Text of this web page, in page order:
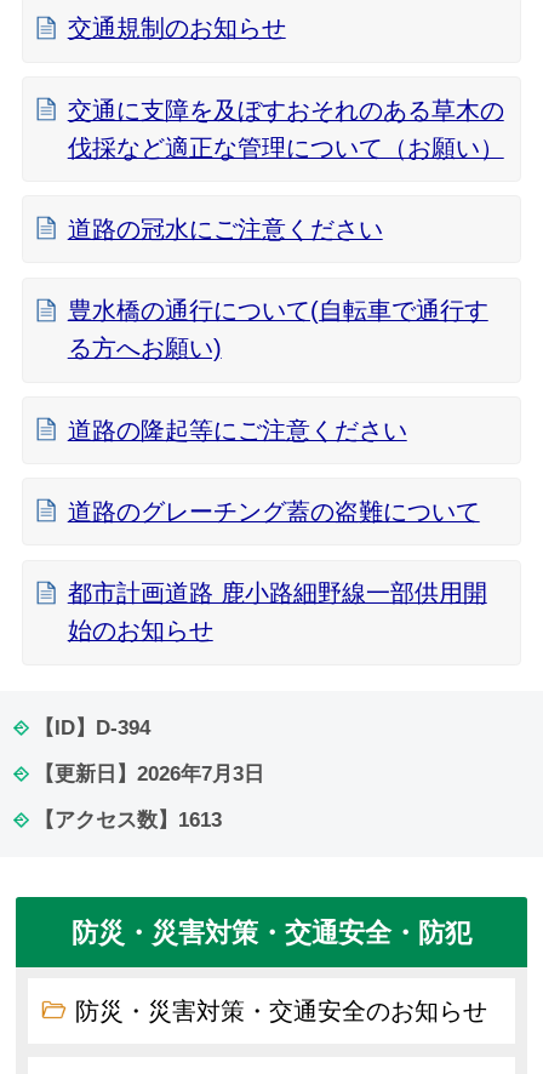
交通規制のお知らせ
交通に支障を及ぼすおそれのある草木の
伐採など適正な管理について（お願い）
道路の冠水にご注意ください
豊水橋の通行について(自転車で通行す
る方へお願い)
道路の隆起等にご注意ください
道路のグレーチング蓋の盗難について
都市計画道路 鹿小路細野線一部供用開
始のお知らせ
【ID】 D-394
【更新日】 2026年7月3日
【アクセス数】 1613
防災・災害対策・交通安全・防犯
防災・災害対策・交通安全のお知らせ